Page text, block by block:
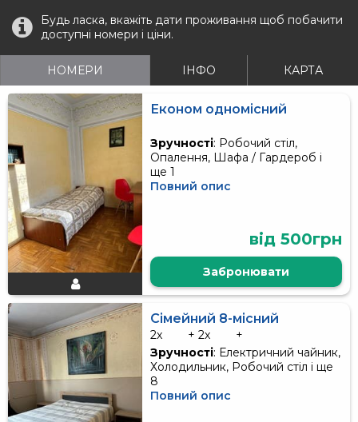
Будь ласка, вкажіть дати проживання щоб побачити
доступні номери і ціни.
НОМЕРИ ІНФО КАРТА
Економ одномісний
Зручності: Робочий стіл,
Опалення, Шафа / Гардероб і
ще 1
Повний опис
від 500грн
Забронювати
Сімейний 8-місний
2x + 2x
+
Зручності: Електричний чайник,
Холодильник, Робочий стіл і ще
8
Повний опис